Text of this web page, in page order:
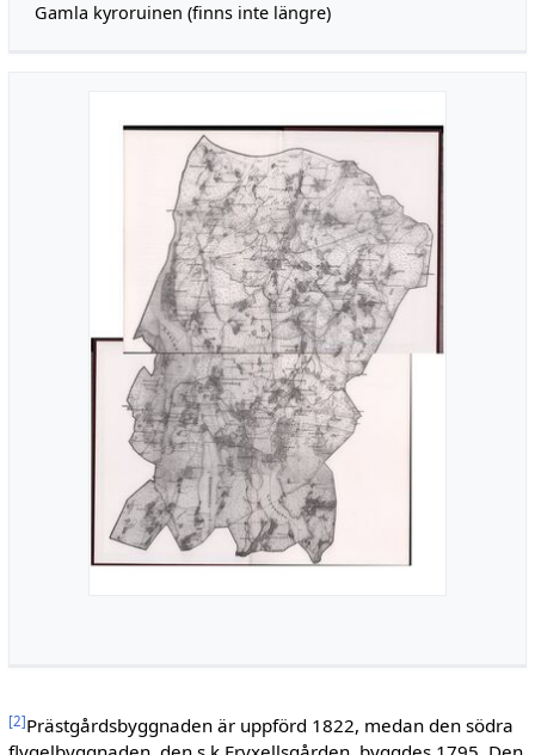
Gamla kyroruinen (finns inte längre)
[2]Prästgårdsbyggnaden är uppförd 1822, medan den södra